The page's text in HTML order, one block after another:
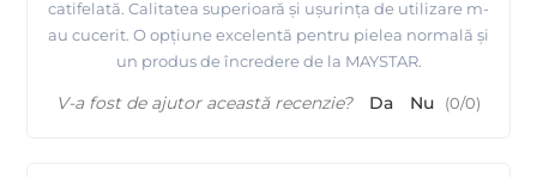
catifelată. Calitatea superioară și ușurința de utilizare m-
au cucerit. O opțiune excelentă pentru pielea normală și
un produs de încredere de la MAYSTAR.
V-a fost de ajutor această recenzie? Da Nu (0/0)